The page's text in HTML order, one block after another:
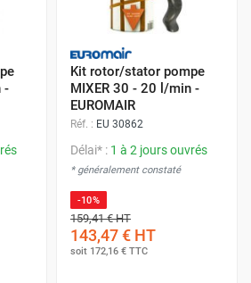
-
Kit rotor/stator pompe
MIXER 30 - 20 l/min -
EUROMAIR
Réf. : EU 30862
Délai* : 1 à 2 jours ouvrés
* généralement constaté
-10%
159,41 €HT
143,47 € HT
soit 172,16 € TTC